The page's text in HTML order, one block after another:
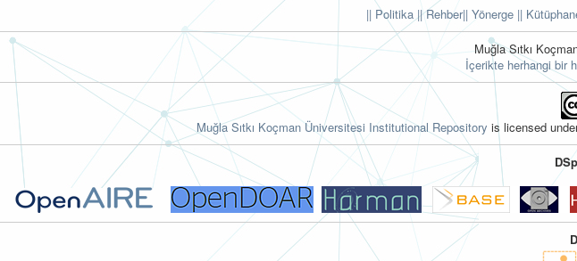
|| Politika || Rehber|| Yönerge ||
Muğla Sıtkı
İçerikte herhangi bir
Muğla Sıtkı Koçman Üniversitesi Institutional Repository is licensed